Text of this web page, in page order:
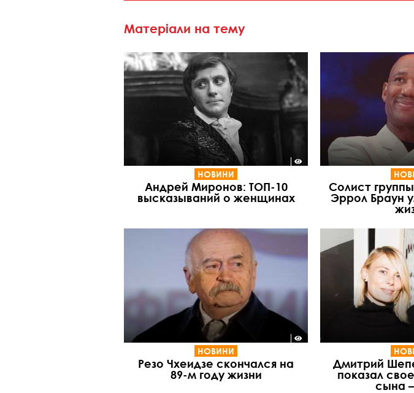
Матеріали на тему
НОВИНИ
Андрей Миронов: ТОП-10
высказываний о женщинах
Солист
Эррол Браун
НОВИНИ
Резо Чхеидзе скончался на
89-м году жизни
Дмитрий
показал
сына